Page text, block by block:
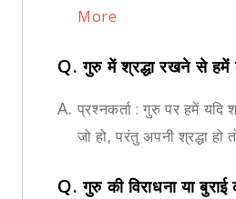
More
Q.गुरु में श्रद्धा रखने से हमें
A. प्रश्नकर्ता : गुरु पर हमें यदि
जो हो, परंतु अपनी श्रद्धा हो
Q.गुरु की विराधना या